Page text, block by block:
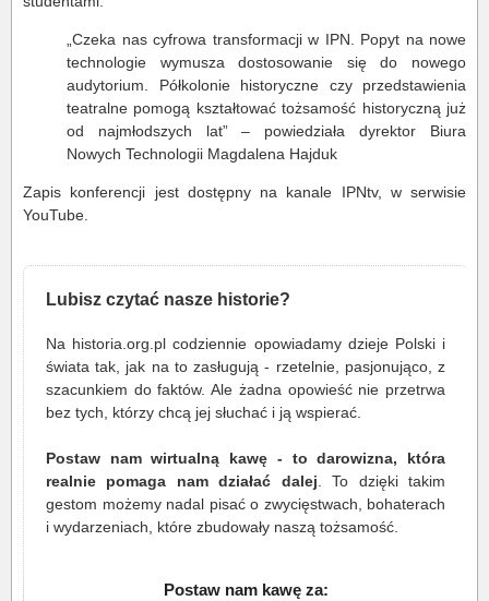
„Czeka nas cyfrowa transformacji w IPN. Popyt na nowe
technologie wymusza dostosowanie się do nowego
audytorium. Półkolonie historyczne czy przedstawienia
teatralne pomogą kształtować tożsamość historyczną już
od najmłodszych lat” – powiedziała dyrektor Biura
Nowych Technologii Magdalena Hajduk
Zapis konferencji jest dostępny na kanale IPNtv, w serwisie
YouTube.
Lubisz czytać nasze historie?
Na historia.org.pl codziennie opowiadamy dzieje Polski i
świata tak, jak na to zasługują - rzetelnie, pasjonująco, z
szacunkiem do faktów. Ale żadna opowieść nie przetrwa
bez tych, którzy chcą jej słuchać i ją wspierać.
Postaw nam wirtualną kawę - to darowizna, która
realnie pomaga nam działać dalej . To dzięki takim
gestom możemy nadal pisać o zwycięstwach, bohaterach
i wydarzeniach, które zbudowały naszą tożsamość.
Postaw nam kawę za: